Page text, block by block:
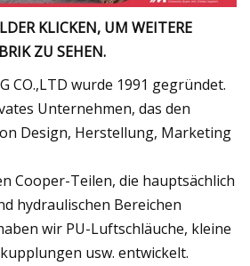
KLICKEN, UM WEITERE
ZU SEHEN.
CO.,LTD wurde 1991 gegründet.
Unternehmen, das den
Design, Herstellung, Marketing
Cooper-Teilen, die hauptsächlich
hydraulischen Bereichen
wir PU-Luftschläuche, kleine
usw. entwickelt.